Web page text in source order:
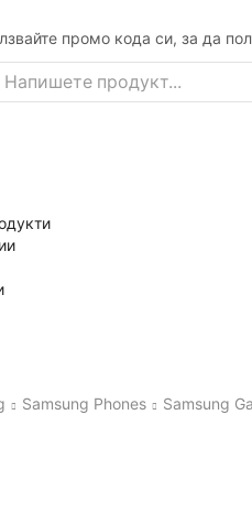
Samsung Phones Samsung